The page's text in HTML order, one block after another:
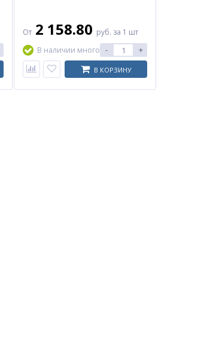
От 2 158.80 руб. за 1 шт
В наличии много - +
В КОРЗИНУ